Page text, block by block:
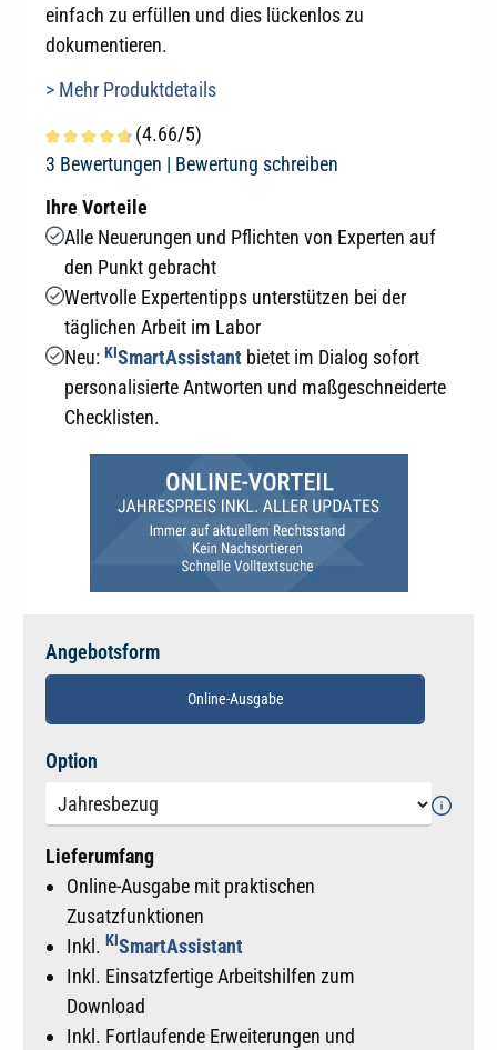
einfach zu erfüllen und dies lückenlos zu
dokumentieren.
> Mehr Produktdetails
Durchschnittliche Bewertung von 4.6 von 5 Sternen
(4.66/5)
3 Bewertungen | Bewertung schreiben
Ihre Vorteile
Alle Neuerungen und Pflichten von Experten auf
den Punkt gebracht
Wertvolle Expertentipps unterstützen bei der
täglichen Arbeit im Labor
Neu: KISmartAssistantbietet im Dialog sofort
personalisierte Antworten und maßgeschneiderte
Checklisten.
Angebotsform
Online-Ausgabe
Option
Lieferumfang
Online-Ausgabe mit praktischen
Zusatzfunktionen
Inkl. KISmartAssistant
Inkl. Einsatzfertige Arbeitshilfen zum
Download
Inkl. Fortlaufende Erweiterungen und